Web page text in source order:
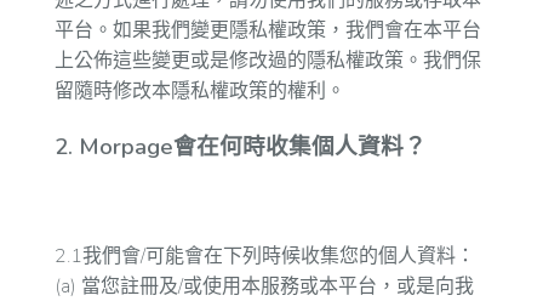
平台。如果我們變更隱私權政策，我們會在本平台
上公佈這些變更或是修改過的隱私權政策。我們保
留隨時修改本隱私權政策的權利。
2. Morpage會在何時收集個人資料？
2.1我們會/可能會在下列時候收集您的個人資料：
(a) 當您註冊及/或使用本服務或本平台，或是向我